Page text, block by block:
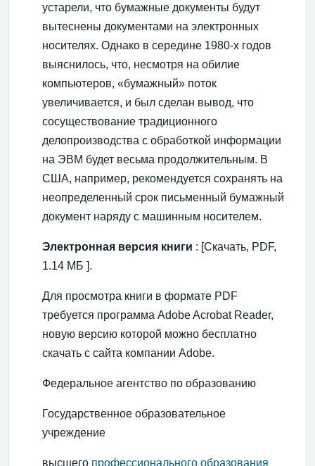
устарели, что бумажные документы будут
вытеснены документами на электронных
носителях. Однако в середине 1980-х годов
выяснилось, что, несмотря на обилие
компьютеров, «бумажный» поток
увеличивается, и был сделан вывод, что
сосуществование традиционного
делопроизводства с обработкой информации
на ЭВМ будет весьма продолжительным. В
США, например, рекомендуется сохранять на
неопределенный срок письменный бумажный
документ наряду с машинным носителем.
Электронная версия книги : [Скачать, PDF,
1.14 МБ ].
Для просмотра книги в формате PDF
требуется программа Adobe Acrobat Reader,
новую версию которой можно бесплатно
скачать с сайта компании Adobe.
Федеральное агентство по образованию
Государственное образовательное
учреждение
высшего профессионального образования